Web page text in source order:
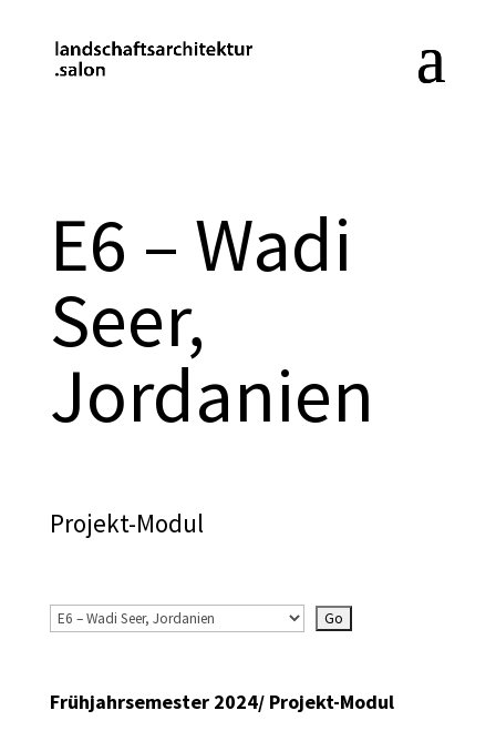
E6 – Wadi
Seer,
Jordanien
Projekt-Modul
Frühjahrsemester 2024/ Projekt-Modul